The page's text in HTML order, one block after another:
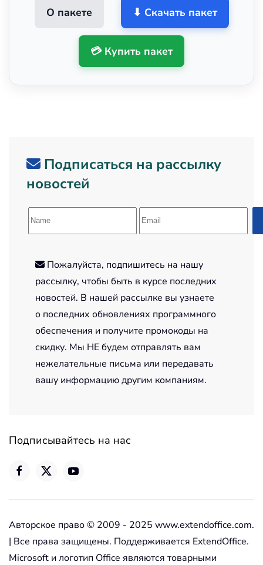
О пакете ⬇ Скачать пакет
💳 Купить пакет
Подписаться на рассылку
новостей
Пожалуйста, подпишитесь на нашу
рассылку, чтобы быть в курсе последних
новостей. В нашей рассылке вы узнаете
о последних обновлениях программного
обеспечения и получите промокоды на
скидку. Мы НЕ будем отправлять вам
нежелательные письма или передавать
вашу информацию другим компаниям.
Подписывайтесь на нас
Авторское право © 2009 - 2025 www.extendoffice.com.
| Все права защищены. Поддерживается ExtendOffice.
Microsoft и логотип Office являются товарными